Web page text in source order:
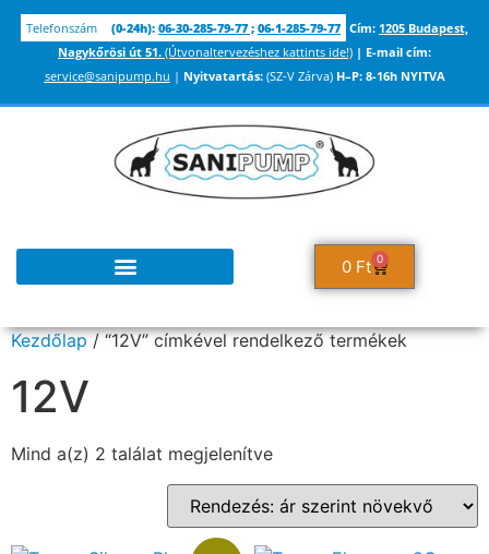
Telefonszám (0-24h): 06-30-285-79-77 ; 06-1-285-79-77 Cím: 1205 Budapest,
Nagykőrösi út 51. (Útvonaltervezéshez kattints ide!) | E-mail cím:
service@sanipump.hu | Nyitvatartás:(SZ-V Zárva) H–P: 8-16h NYITVA
0 Ft 0
Kezdőlap/ “12V” címkével rendelkező termékek
12V
Mind a(z) 2 találat megjelenítve